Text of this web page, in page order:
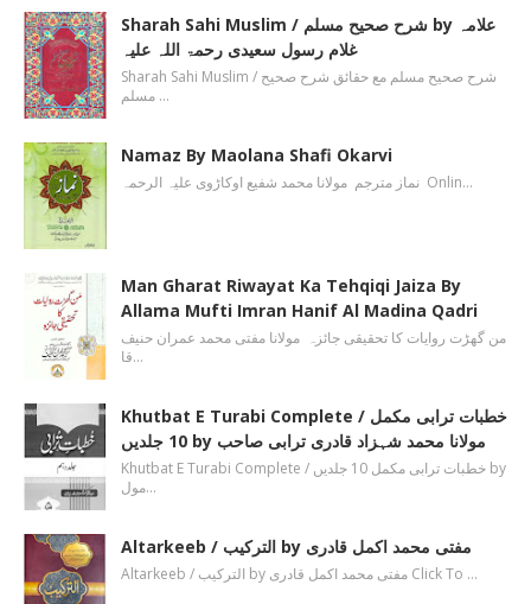
Sharah Sahi Muslim / شرح صحیح مسلم by علامہ
غلام رسول سعیدی رحمۃ اللہ علیہ
Sharah Sahi Muslim / شرح صحیح مسلم مع حقائق شرح صحیح
مسلم …
Namaz By Maolana Shafi Okarvi
نماز مترجم مولانا محمد شفیع اوکاڑوی علیہ الرحمہ Onlin…
Man Gharat Riwayat Ka Tehqiqi Jaiza By
Allama Mufti Imran Hanif Al Madina Qadri
من گھڑت روایات کا تحقیقی جائزہ مولانا مفتی محمد عمران حنیف
قا…
Khutbat E Turabi Complete / خطبات ترابی مکمل
10 جلدیں by مولانا محمد شہزاد قادری ترابی صاحب
Khutbat E Turabi Complete / خطبات ترابی مکمل 10 جلدیں by
مول…
Altarkeeb / الترکیب by مفتی محمد اکمل قادری
Altarkeeb / الترکیب by مفتی محمد اکمل قادری Click To …